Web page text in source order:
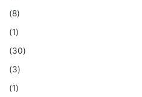
(8)
(1)
(30)
(3)
(1)